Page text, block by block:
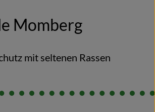
Momberg
mit seltenen Rassen